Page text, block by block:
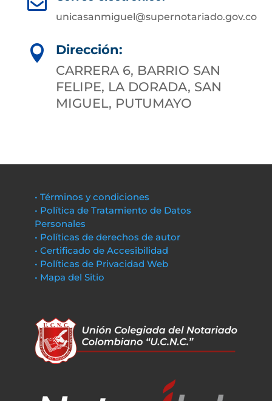
unicasanmiguel@supernotariado.gov.co

Dirección:
CARRERA 6, BARRIO SAN
FELIPE, LA DORADA, SAN
MIGUEL, PUTUMAYO
• Términos y condiciones
• Política de Tratamiento de Datos
Personales
• Políticas de derechos de autor
• Certificado de Accesibilidad
• Políticas de Privacidad Web
• Mapa del Sitio